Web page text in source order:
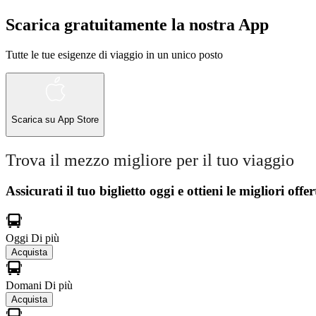
Scarica gratuitamente la nostra App
Tutte le tue esigenze di viaggio in un unico posto
Scarica su App Store
Trova il mezzo migliore per il tuo viaggio
Assicurati il ​​tuo biglietto oggi e ottieni le migliori
Oggi Di più
Acquista
Domani Di più
Acquista